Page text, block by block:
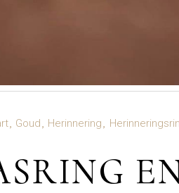
Goud Herinnering